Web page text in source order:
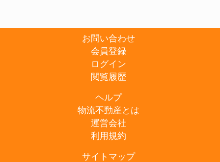
お問い合わせ
会員登録
ログイン
閲覧履歴
ヘルプ
物流不動産とは
運営会社
利用規約
サイトマップ